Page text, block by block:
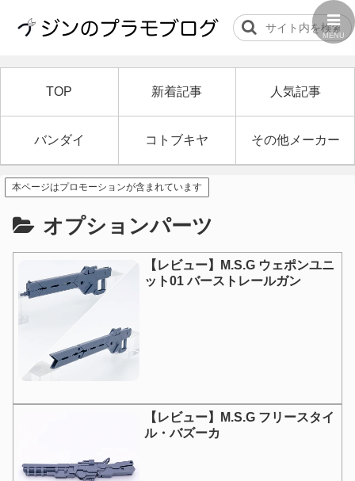
TOP 新着記事 人気記事
バンダイ コトブキヤ その他メーカー
本ページはプロモーションが含まれています
オプションパーツ
【レビュー】M.S.G ウェポンユニ
ット01 バーストレールガン
【レビュー】M.S.G フリースタイ
ル・バズーカ
MENU